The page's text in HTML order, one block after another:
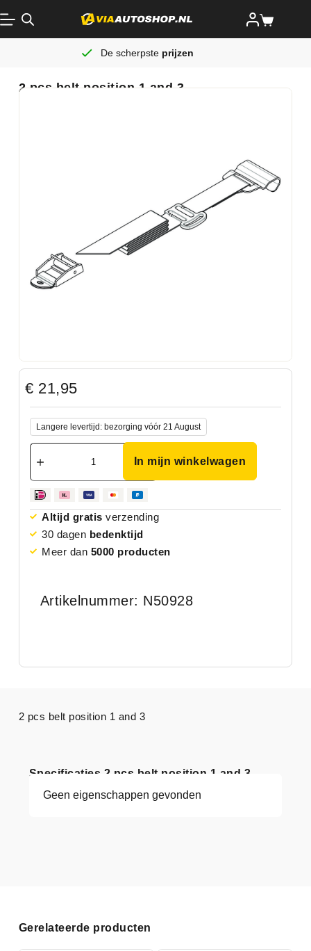
De scherpste prijzen
2 pcs belt position 1 and 3
€ 21,95
Langere levertijd: bezorging vóór 21 August
In mijn winkelwagen
Altijd gratis verzending
30 dagen bedenktijd
Meer dan 5000 producten
Artikelnummer: N50928
Specificaties 2 pcs belt position 1 and 3
Geen eigenschappen gevonden
2 pcs belt position 1 and 3
Gerelateerde producten